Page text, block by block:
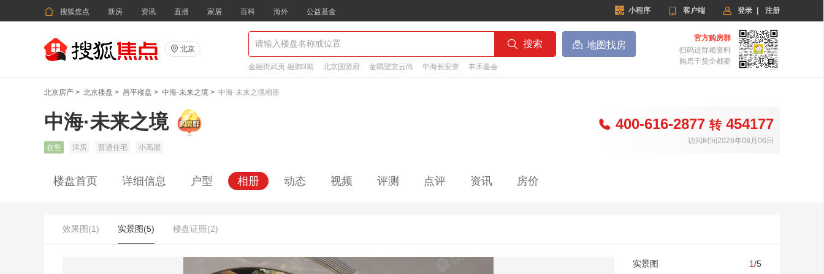
 搜狐焦点 新房 资讯 直播 家居 百科 海外 公益基金  小程序  客户端  登录 注册
 北京  搜索  地图找房
金融街武夷·融御3期 北京国贤府 金隅望京云尚 中海长安誉 丰禾嘉会
官方购房群
扫码进群领资料
购房干货全都要
北京房产 > 北京楼盘 > 昌平楼盘 > 中海·未来之境 > 中海·未来之境相册
中海·未来之境
在售 洋房 普通住宅 小高层
 400-616-2877 转454177
访问时间2026年08月06日
楼盘首页 详细信息 户型 相册 动态 视频 评测 点评 资讯 房价
效果图(1) 实景图(5) 楼盘证照(2)
实景图 1/5